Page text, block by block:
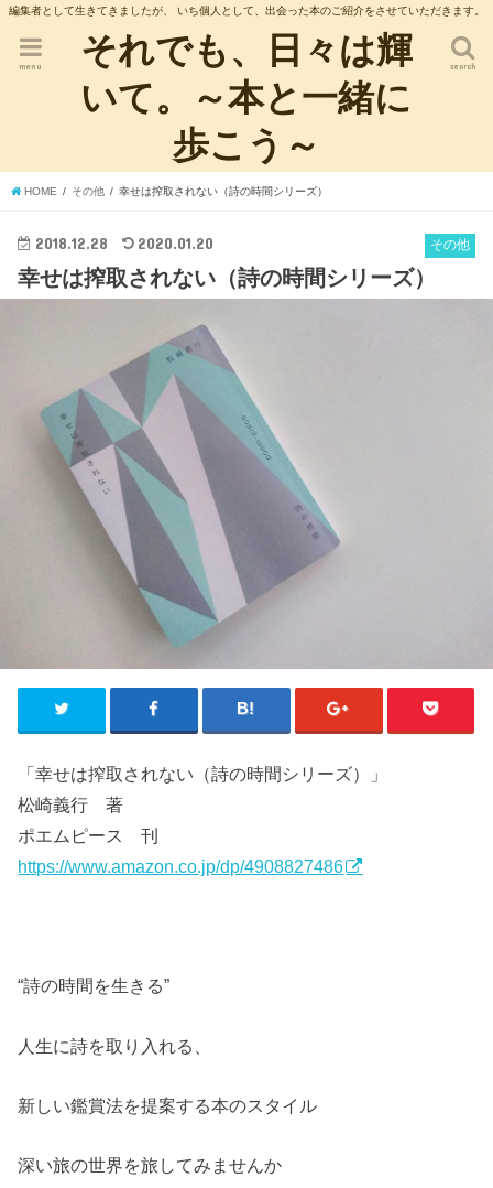
編集者として生きてきましたが、 いち個人として、出会った本のご紹介をさせていただきます。
それでも、日々は輝
いて。～本と一緒に
歩こう～
search
menu
HOME その他 幸せは搾取されない（詩の時間シリーズ）
その他
2018.12.28 2020.01.20
幸せは搾取されない（詩の時間シリーズ）
「幸せは搾取されない（詩の時間シリーズ）」
松崎義行 著
ポエムピース 刊
https://www.amazon.co.jp/dp/4908827486
“詩の時間を生きる”
人生に詩を取り入れる、
新しい鑑賞法を提案する本のスタイル
深い旅の世界を旅してみませんか